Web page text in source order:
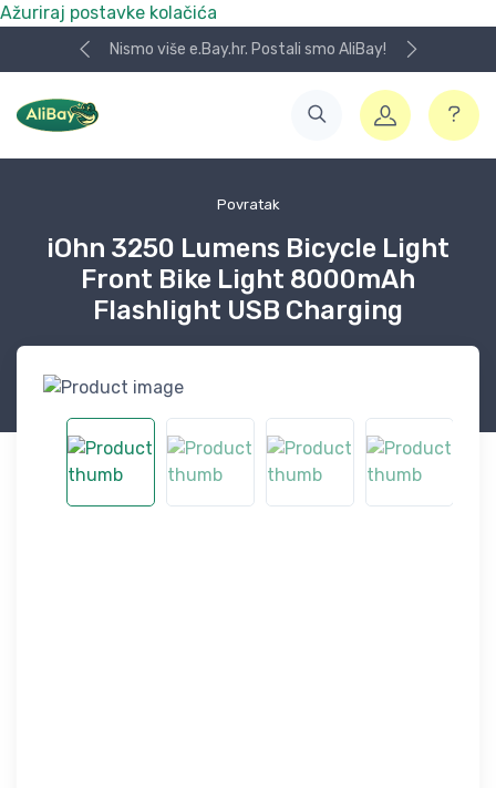
Ažuriraj postavke kolačića
Nismo više e.Bay.hr. Postali smo AliBay!
Povratak
iOhn 3250 Lumens Bicycle Light
Front Bike Light 8000mAh
Flashlight USB Charging